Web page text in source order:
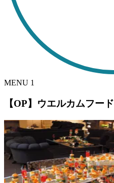
MENU 1
【OP】ウエルカムフード